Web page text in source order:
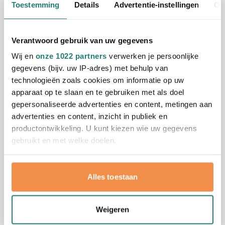
Toestemming Details Advertentie-instellingen
Verantwoord gebruik van uw gegevens
Wij en onze 1022 partners verwerken je persoonlijke
gegevens (bijv. uw IP-adres) met behulp van
technologieën zoals cookies om informatie op uw
apparaat op te slaan en te gebruiken met als doel
gepersonaliseerde advertenties en content, metingen aan
advertenties en content, inzicht in publiek en
productontwikkeling. U kunt kiezen wie uw gegevens
gebruikt en met welke doelen.
Als u het toestaat, willen we ook graag:
Informatie verzamelen over uw geografische
locatie, die tot een paar meter nauwkeurig kan zijn
scannen op specifieke eigenschappen (fingerprinting)
Alles toestaan
Weigeren
009
vanaf 0,87
001002004005006 +1
vanaf 1,60
Pet Clipak
Bedrukken vanaf 22 stuks
Levering vanaf
21 augustus
Bekijk
Pet Trucker Deluxe
Bedrukken vanaf 25 stuks
Bekijk